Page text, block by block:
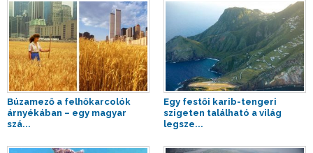
Búzamező a felhőkarcolók
árnyékában – egy magyar
szá...
Egy festői karib-tengeri
szigeten található a világ
legsze...